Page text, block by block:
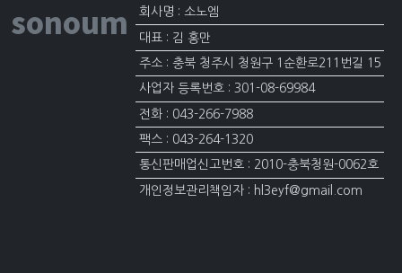
sonoum 회사명 : 소노엠
대표 : 김 홍만
주소 : 충북 청주시 청원구 1순환로211번길 15
사업자 등록번호 : 301-08-69984
전화 : 043-266-7988
팩스 : 043-264-1320
통신판매업신고번호 : 2010-충북청원-0062호
개인정보관리책임자 : hl3eyf@gmail.com